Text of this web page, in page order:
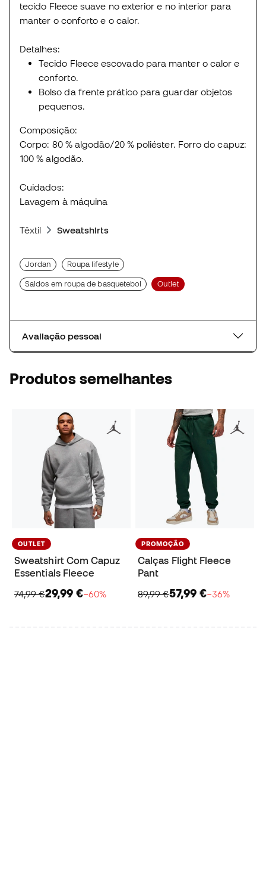
tecido Fleece suave no exterior e no interior para
manter o conforto e o calor.
Detalhes:
Tecido Fleece escovado para manter o calor e
conforto.
Bolso da frente prático para guardar objetos
pequenos.
Composição:
Corpo: 80 % algodão/20 % poliéster. Forro do capuz:
100 % algodão.
Cuidados:
Lavagem à máquina
Têxtil Sweatshirts
Jordan Roupa lifestyle
Saldos em roupa de basquetebol Outlet
Avaliação pessoal
Produtos semelhantes
OUTLET
Sweatshirt Com Capuz
Essentials Fleece
74,99 €29,99 €−60%
PROMOÇÃO
Calças Flight Fleece
Pant
89,99 €57,99 €−36%